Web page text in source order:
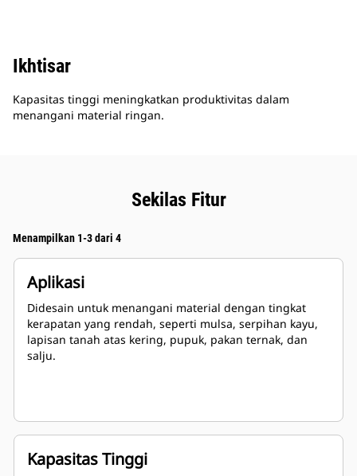
Ikhtisar
Kapasitas tinggi meningkatkan produktivitas dalam
menangani material ringan.
Sekilas Fitur
Menampilkan 1-3 dari 4
Aplikasi
Didesain untuk menangani material dengan tingkat
kerapatan yang rendah, seperti mulsa, serpihan kayu,
lapisan tanah atas kering, pupuk, pakan ternak, dan
salju.
Kapasitas Tinggi